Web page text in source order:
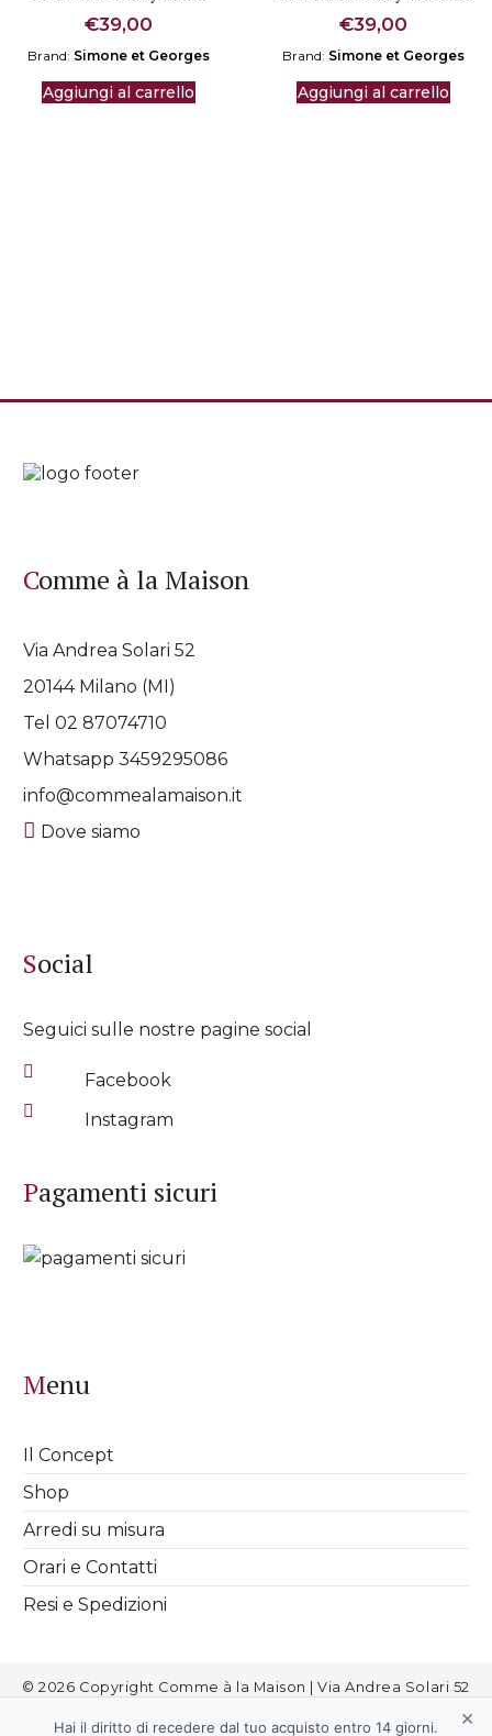
€39,00
Brand: Simone et Georges
Aggiungi al carrello
€39,00
Brand: Simone et Georges
Aggiungi al carrello
Comme à la Maison
Via Andrea Solari 52
20144 Milano (MI)
Tel 02 87074710
Whatsapp3459295086
info@commealamaison.it
Dove siamo
Social
Seguici sulle nostre pagine social
Facebook
Instagram
Pagamenti sicuri
Menu
Il Concept
Shop
Arredi su misura
Orari e Contatti
Resi e Spedizioni
© 2026 Copyright Comme à la Maison | Via Andrea Solari 52
Informativa Privacy | Termini e Condizioni |
Aggiorna le
Hai il diritto di recedere dal tuo acquisto entro 14 giorni. ×